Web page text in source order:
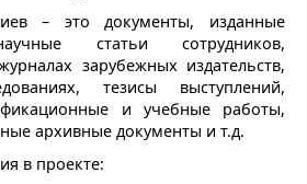
– это документы, изданные
статьи сотрудников,
зарубежных издательств,
тезисы выступлений,
и учебные работы,
архивные документы и т.д.
в проекте: